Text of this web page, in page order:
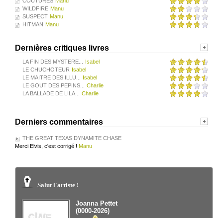
WILDFIRE Manu
SUSPECT Manu
HITMAN Manu
Dernières critiques livres
LA FIN DES MYSTERE...
Isabel
LE CHUCHOTEUR Isabel
LE MAITRE DES ILLU...
Isabel
LE GOUT DES PEPINS...
Charlie
LA BALLADE DE LILA...
Charlie
Derniers commentaires
THE GREAT TEXAS DYNAMITE CHASE
Merci Elvis, c'est corrigé ! Manu
Salut l'artiste !
Joanna Pettet
(0000-2026)